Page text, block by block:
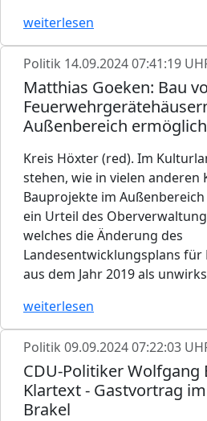
weiterlesen
Politik 14.09.2024 07:41:19
Matthias Goeken: Bau
Außenbereich
Kreis Höxter (red). Im
stehen, wie in vielen anderen
Bauprojekte im
ein Urteil des
welches die Änderung des
Landesentwicklungsplans
aus dem Jahr 2019 als
weiterlesen
Politik 09.09.2024 07:22:03
CDU-Politiker Wolfgang
Klartext - Gastvortrag
Brakel